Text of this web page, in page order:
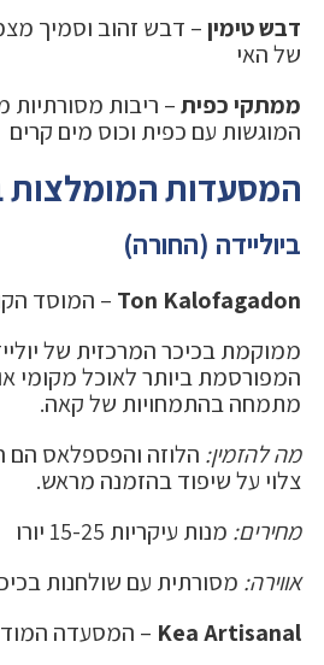
דבש טימין– דבש זהוב וסמיך
של האי
ממתקי כפית– ריבות מסורתיות
המוגשות עם כפית וכוס מים קרים
המסעדות המומלצות
ביוליידה (החורה)
Ton Kalofagadon – המוסד
ממוקמת בכיכר המרכזית של
המפורסמת ביותר לאוכל מקומי
מתמחה בהתמחויות של קאה.
מה להזמין: הלוזה והפספלאס הם
צלוי על שיפוד בהזמנה מראש.
מחירים: מנות עיקריות 15-25 יורו
אווירה: מסורתית עם שולחנות
Kea Artisanal – המסעדה